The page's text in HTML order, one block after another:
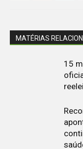
MATÉRIAS
15